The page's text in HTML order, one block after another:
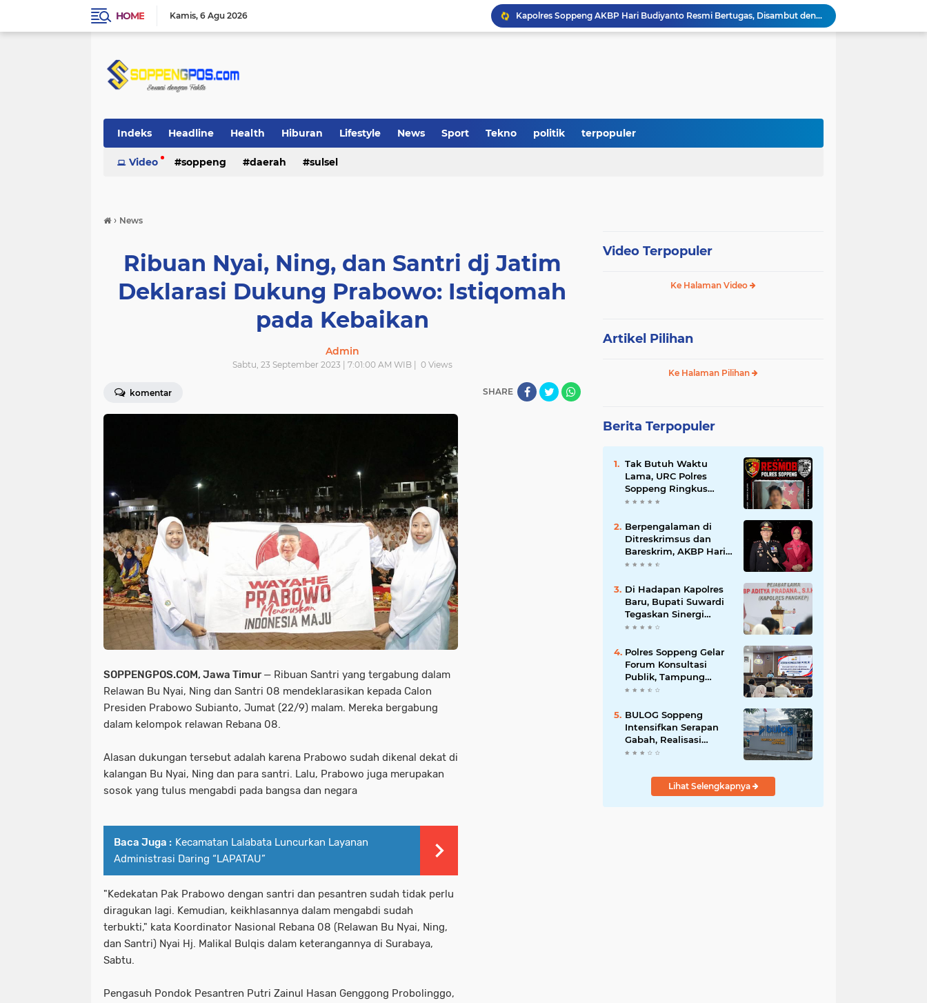
HOME Kamis 6 Agu 2026
Kapolres Soppeng AKBP Hari Budiyanto Resmi Bertugas, Disambut dengan Tradisi Adat Bugis
Polres Soppeng Gelar Forum Konsultasi Publik, Tampung Masukan untuk Tingkatkan Pelayanan
Di Hadapan Kapolres Baru, Bupati Suwardi Tegaskan Sinergi Kunci Pembangunan Soppeng
Indeks Headline Health Hiburan Lifestyle News Sport Tekno politik terpopuler
Video soppeng daerah sulsel
› News
Ribuan Nyai, Ning, dan Santri dj Jatim
Deklarasi Dukung Prabowo: Istiqomah
pada Kebaikan
Admin
Sabtu, 23 September 2023 | 7:01:00 AM WIB | 0Views
komentar SHARE
SOPPENGPOS.COM, Jawa Timur — Ribuan Santri yang tergabung dalam
Relawan Bu Nyai, Ning dan Santri 08 mendeklarasikan kepada Calon
Presiden Prabowo Subianto, Jumat (22/9) malam. Mereka bergabung
dalam kelompok relawan Rebana 08.
Alasan dukungan tersebut adalah karena Prabowo sudah dikenal dekat di
kalangan Bu Nyai, Ning dan para santri. Lalu, Prabowo juga merupakan
sosok yang tulus mengabdi pada bangsa dan negara
Baca Juga : Kecamatan Lalabata Luncurkan Layanan
Administrasi Daring “LAPATAU”
"Kedekatan Pak Prabowo dengan santri dan pesantren sudah tidak perlu
diragukan lagi. Kemudian, keikhlasannya dalam mengabdi sudah
terbukti," kata Koordinator Nasional Rebana 08 (Relawan Bu Nyai, Ning,
dan Santri) Nyai Hj. Malikal Bulqis dalam keterangannya di Surabaya,
Sabtu.
Pengasuh Pondok Pesantren Putri Zainul Hasan Genggong Probolinggo,
Video Terpopuler
Ke Halaman Video
Artikel Pilihan
Ke Halaman Pilihan
Berita Terpopuler
Tak Butuh Waktu
Lama, URC Polres
Soppeng Ringkus
Terduga Pelaku
Berpengalaman di
Ditreskrimsus dan
Bareskrim, AKBP Hari
Budiyanto Nahkodai
Di Hadapan Kapolres
Baru, Bupati Suwardi
Tegaskan Sinergi
Kunci Pembangunan
Polres Soppeng Gelar
Forum Konsultasi
Publik, Tampung
Masukan untuk
BULOG Soppeng
Intensifkan Serapan
Gabah, Realisasi
Harian Tembus 1.500
Lihat Selengkapnya